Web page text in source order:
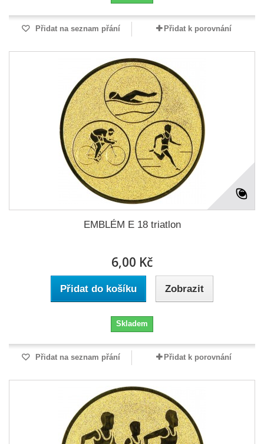
Přidat na seznam přání Přidat k porovnání
EMBLÉM E 18 triatlon
6,00 Kč
Přidat do košíku Zobrazit
Skladem
Přidat na seznam přání Přidat k porovnání